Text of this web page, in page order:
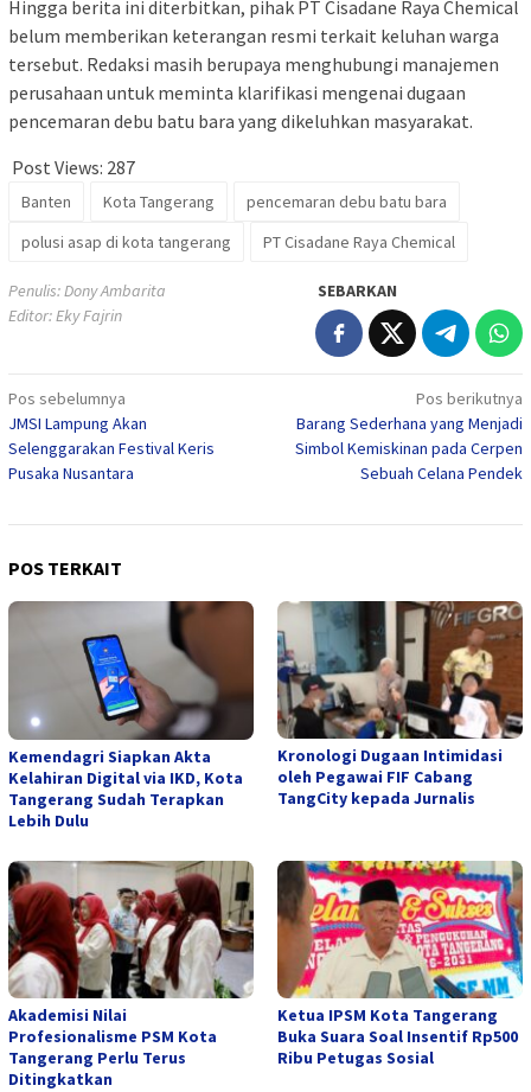
Hingga berita ini diterbitkan, pihak PT Cisadane Raya Chemical
belum memberikan keterangan resmi terkait keluhan warga
tersebut. Redaksi masih berupaya menghubungi manajemen
perusahaan untuk meminta klarifikasi mengenai dugaan
pencemaran debu batu bara yang dikeluhkan masyarakat.
Post Views: 287
Banten Kota Tangerang
pencemaran debu batu bara
polusi asap di kota tangerang
PT Cisadane Raya Chemical
Penulis: Dony Ambarita
Editor: Eky Fajrin
SEBARKAN
Navigasi
pos
Pos sebelumnya
JMSI Lampung Akan
Selenggarakan Festival Keris
Pusaka Nusantara
Pos berikutnya
Barang Sederhana yang Menjadi
Simbol Kemiskinan pada Cerpen
Sebuah Celana Pendek
POS TERKAIT
Kemendagri Siapkan Akta
Kelahiran Digital via IKD, Kota
Tangerang Sudah Terapkan
Lebih Dulu
Kronologi Dugaan Intimidasi
oleh Pegawai FIF Cabang
TangCity kepada Jurnalis
Akademisi Nilai
Profesionalisme PSM Kota
Tangerang Perlu Terus
Ditingkatkan
Ketua IPSM Kota Tangerang
Buka Suara Soal Insentif Rp500
Ribu Petugas Sosial